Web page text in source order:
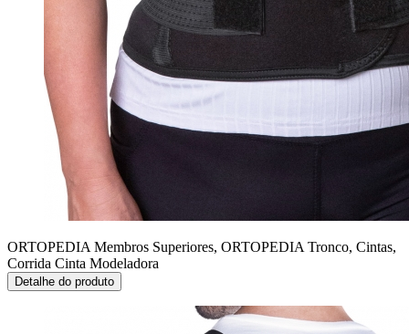
ORTOPEDIA Membros Superiores, ORTOPEDIA Tronco, Cintas,
Corrida Cinta Modeladora
Detalhe do produto